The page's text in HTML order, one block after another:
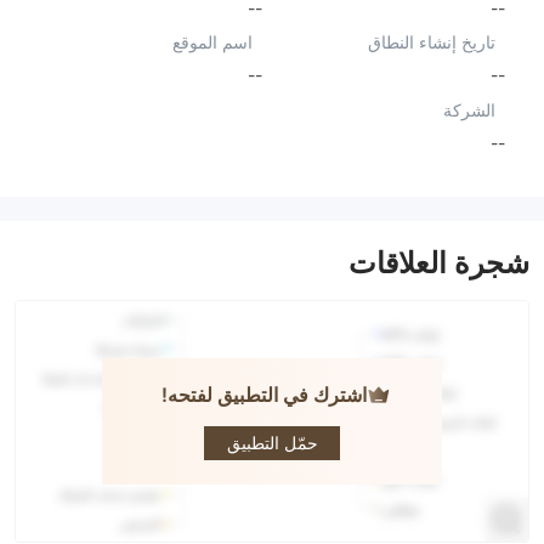
--
--
تاريخ إنشاء النطاق
--
اسم الموقع
--
الشركة
--
شجرة العلاقات
اشترك في التطبيق لفتحه!
حمّل التطبيق
Capital AG